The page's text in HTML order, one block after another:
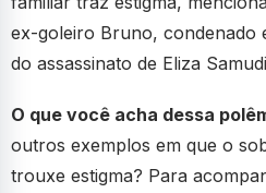
ex-goleiro Bruno, condenado
do assassinato de Eliza
O que você acha dessa
outros exemplos em que o
trouxe estigma? Para